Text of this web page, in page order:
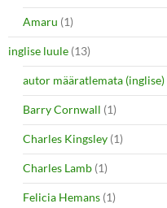
Amaru (1)
inglise luule (13)
autor määratlemata (inglise)
Barry Cornwall (1)
Charles Kingsley (1)
Charles Lamb (1)
Felicia Hemans (1)